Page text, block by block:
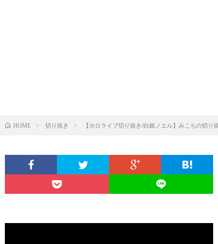
HOME 切り抜き 【ホロライブ切り抜き/白銀ノエル】みこちの切